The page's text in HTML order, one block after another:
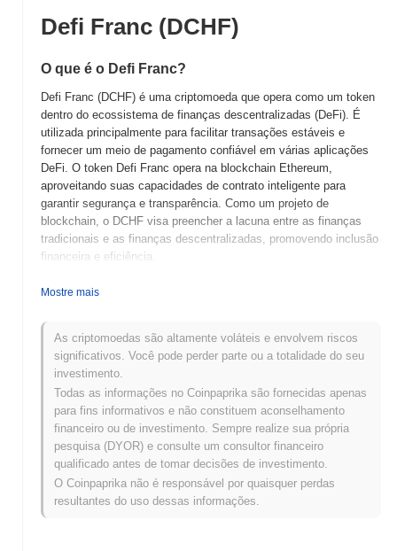
Defi Franc (DCHF)
O que é o Defi Franc?
Defi Franc (DCHF) é uma criptomoeda que opera como um token
dentro do ecossistema de finanças descentralizadas (DeFi). É
utilizada principalmente para facilitar transações estáveis e
fornecer um meio de pagamento confiável em várias aplicações
DeFi. O token Defi Franc opera na blockchain Ethereum,
aproveitando suas capacidades de contrato inteligente para
garantir segurança e transparência. Como um projeto de
blockchain, o DCHF visa preencher a lacuna entre as finanças
tradicionais e as finanças descentralizadas, promovendo inclusão
financeira e eficiência.
Quando e como o Defi Franc começou?
descentralizada projetada para manter um valor estável atrelado
ao Franco Suíço. Foi desenvolvido por uma equipe focada em
criar uma moeda digital confiável para o ecossistema DeFi. O
projeto ganhou impulso com sua listagem inicial em várias
exchanges descentralizadas, contribuindo para sua adoção e
crescimento inicial no espaço DeFi.
O que está por vir para o Defi Franc?
Defi Franc (DCHF) está preparado para avanços significativos à
medida que avança em seu roteiro para 2024. As próximas
funcionalidades incluem a integração de uma plataforma de
Mostre mais
As criptomoedas são altamente voláteis e envolvem riscos
significativos. Você pode perder parte ou a totalidade do seu
investimento.
Todas as informações no Coinpaprika são fornecidas apenas
para fins informativos e não constituem aconselhamento
financeiro ou de investimento. Sempre realize sua própria
pesquisa (DYOR) e consulte um consultor financeiro
qualificado antes de tomar decisões de investimento.
O Coinpaprika não é responsável por quaisquer perdas
resultantes do uso dessas informações.